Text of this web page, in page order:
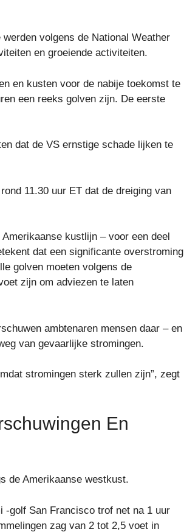
volgens de National Weather
en groeiende activiteiten.
en kusten voor de nabije toekomst te
een reeks golven zijn. De eerste
dat de VS ernstige schade lijken te
11.30 uur ET dat de dreiging van
kustlijn – voor een deel
dat een significante overstroming
golven moeten volgens de
zijn om adviezen te laten
ambtenaren mensen daar – en
van gevaarlijke stromingen.
stromingen sterk zullen zijn”, zegt
En
de Amerikaanse westkust.
-golf San Francisco trof net na 1 uur
zag van 2 tot 2,5 voet in